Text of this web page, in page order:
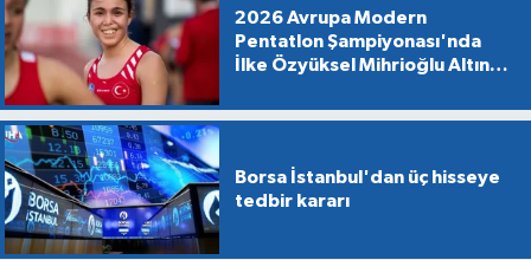
2026 Avrupa Modern
Pentatlon Şampiyonası'nda
İlke Özyüksel Mihrioğlu Altın
Borsa İstanbul'dan üç hisseye
tedbir kararı